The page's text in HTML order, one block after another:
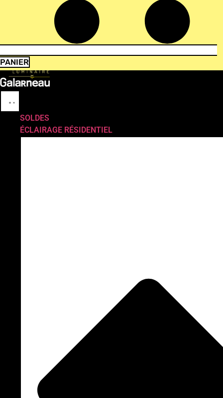
PANIER
SOLDES
ÉCLAIRAGE RÉSIDENTIEL